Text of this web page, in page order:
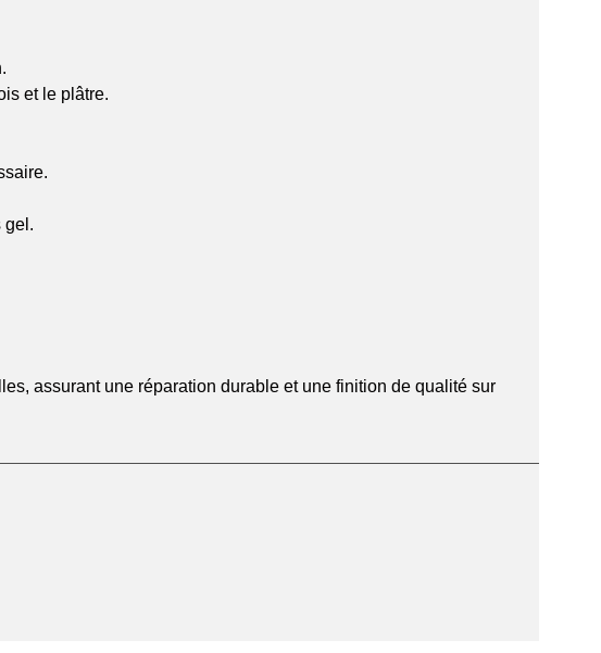
et le plâtre.
gel.
assurant une réparation durable et une finition de qualité sur